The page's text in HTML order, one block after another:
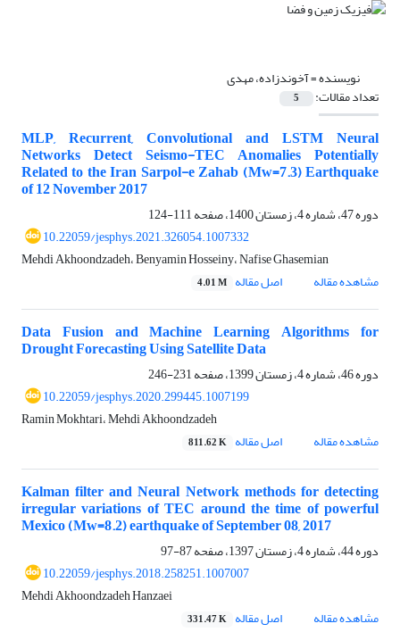
نویسنده =آخوندزاده، مهدی
تعداد مقالات: 5
MLP, Recurrent, Convolutional and LSTM Neural
Networks Detect Seismo-TEC Anomalies Potentially
Related to the Iran Sarpol-e Zahab (Mw=7.3) Earthquake
of 12 November 2017
دوره 47، شماره 4، زمستان 1400، صفحه
111-124
10.22059/jesphys.2021.326054.1007332
Mehdi Akhoondzadeh، Benyamin Hosseiny، Nafise Ghasemian
مشاهده مقاله
اصل مقاله 4.01 M
Data Fusion and Machine Learning Algorithms for
Drought Forecasting Using Satellite Data
دوره 46، شماره 4، زمستان 1399، صفحه
231-246
10.22059/jesphys.2020.299445.1007199
Ramin Mokhtari، Mehdi Akhoondzadeh
مشاهده مقاله
اصل مقاله 811.62 K
Kalman filter and Neural Network methods for detecting
irregular variations of TEC around the time of powerful
Mexico (Mw=8.2) earthquake of September 08, 2017
دوره 44، شماره 4، زمستان 1397، صفحه
87-97
10.22059/jesphys.2018.258251.1007007
Mehdi Akhoondzadeh Hanzaei
مشاهده مقاله
اصل مقاله 331.47 K